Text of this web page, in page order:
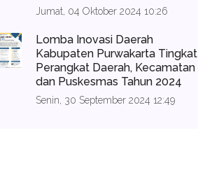
Jumat, 04 Oktober 2024 10:26
Lomba Inovasi Daerah
Kabupaten Purwakarta Tingkat
Perangkat Daerah, Kecamatan
dan Puskesmas Tahun 2024
Senin, 30 September 2024 12:49